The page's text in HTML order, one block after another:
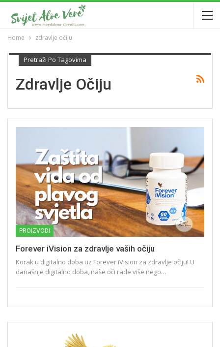
Home zdravlje očiju
Pretraži Po Tagovima
Zdravlje Očiju
PROIZVODI
Forever iVision za zdravlje vaših očiju
Korak u digitalno doba uz Forever iVision za zdravlje očiju! U
današnje digitalno doba, naše oči rade više nego…